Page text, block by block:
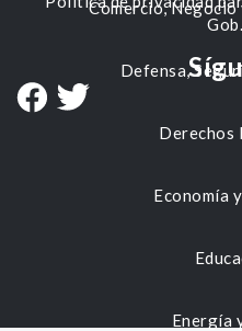
Comercio,
Defensa,
Derechos
Economía
Energía